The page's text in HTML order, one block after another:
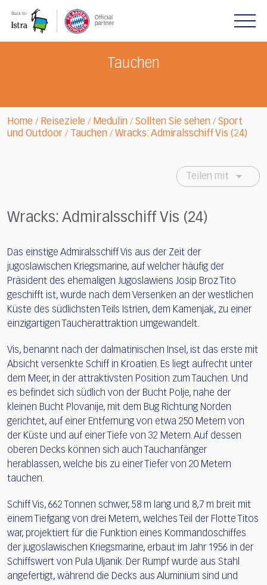
note:
Tauchen
Home / Reiseziele / Medulin / Sollten Sie sehen / Sport
und Outdoor / Tauchen / Wracks: Admiralsschiff Vis (24)
Teilen mit
Wracks: Admiralsschiff Vis (24)
Das einstige Admiralsschiff Vis aus der Zeit der
jugoslawischen Kriegsmarine, auf welcher häufig der
Präsident des ehemaligen Jugoslawiens Josip Broz Tito
geschifft ist, wurde nach dem Versenken an der westlichen
Küste des südlichsten Teils Istrien, dem Kamenjak, zu einer
einzigartigen Taucherattraktion umgewandelt.
Vis, benannt nach der dalmatinischen Insel, ist das erste mit
Absicht versenkte Schiff in Kroatien. Es liegt aufrecht unter
dem Meer, in der attraktivsten Position zum Tauchen. Und
es befindet sich südlich von der Bucht Polje, nahe der
kleinen Bucht Plovanije, mit dem Bug Richtung Norden
gerichtet, auf einer Entfernung von etwa 250 Metern von
der Küste und auf einer Tiefe von 32 Metern. Auf dessen
oberen Decks können sich auch Tauchanfänger
herablassen, welche bis zu einer Tiefer von 20 Metern
tauchen.
Schiff Vis, 662 Tonnen schwer, 58 m lang und 8,7 m breit mit
einem Tiefgang von drei Metern, welches Teil der Flotte Titos
war, projektiert für die Funktion eines Kommandoschiffes
der jugoslawischen Kriegsmarine, erbaut im Jahr 1956 in der
Schiffswert von Pula Uljanik. Der Rumpf wurde aus Stahl
angefertigt, während die Decks aus Aluminium sind und